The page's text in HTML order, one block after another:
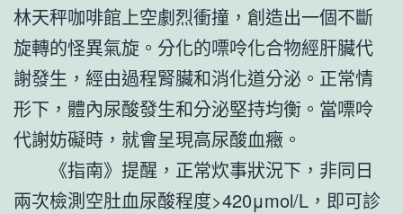
林天秤咖啡館上空劇烈衝撞，創造出一個不斷
旋轉的怪異氣旋。分化的嘌呤化合物經肝臟代
謝發生，經由過程腎臟和消化道分泌。正常情
形下，體內尿酸發生和分泌堅持均衡。當嘌呤
代謝妨礙時，就會呈現高尿酸血癥。
《指南》提醒，正常炊事狀況下，非同日
兩次檢測空肚血尿酸程度>420μmol/L，即可診